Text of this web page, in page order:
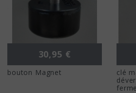
Prix
30,95 €
bouton Magnet
clé